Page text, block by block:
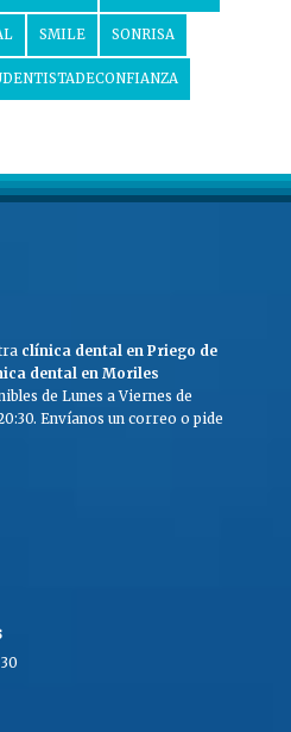
SMILE SONRISA
clínica dental en Priego de
dental en Moriles
de Lunes a Viernes de
Envíanos un correo o pide